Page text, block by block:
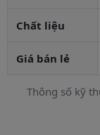
Thông số kỹ
Chất liệu
Giá bán lẻ